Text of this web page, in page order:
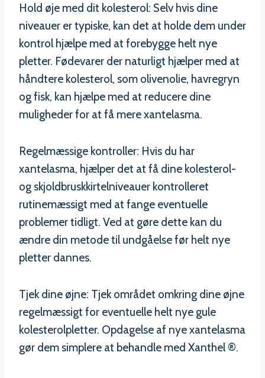
Hold øje med dit kolesterol: Selv hvis dine
niveauer er typiske, kan det at holde dem under
kontrol hjælpe med at forebygge helt nye
pletter. Fødevarer der naturligt hjælper med at
håndtere kolesterol, som olivenolie, havregryn
og fisk, kan hjælpe med at reducere dine
muligheder for at få mere xantelasma.
Regelmæssige kontroller: Hvis du har
xantelasma, hjælper det at få dine kolesterol-
og skjoldbruskkirtelniveauer kontrolleret
rutinemæssigt med at fange eventuelle
problemer tidligt. Ved at gøre dette kan du
ændre din metode til undgåelse før helt nye
pletter dannes.
Tjek dine øjne: Tjek området omkring dine øjne
regelmæssigt for eventuelle helt nye gule
kolesterolpletter. Opdagelse af nye xantelasma
gør dem simplere at behandle med Xanthel ®.